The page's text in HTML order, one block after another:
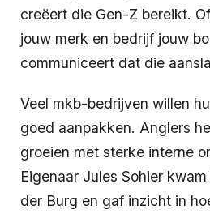
creëert die Gen-Z bereikt.
jouw merk en bedrijf jouw
communiceert dat die
Veel mkb-bedrijven willen
goed aanpakken. Anglers
groeien met sterke interne
Eigenaar Jules Sohier
der Burg en gaf inzicht in